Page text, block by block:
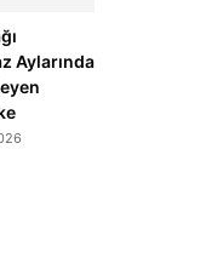
Aylarında